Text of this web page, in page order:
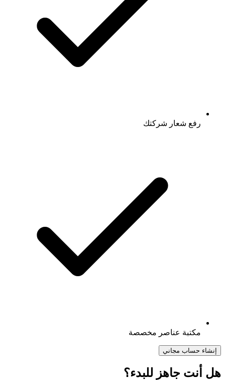
رفع شعار شركتك
مكتبة عناصر مخصصة
إنشاء حساب مجاني
هل أنت جاهز للبدء؟